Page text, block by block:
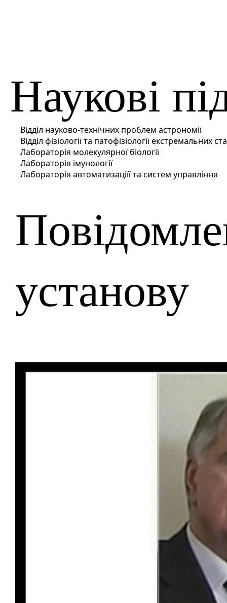
Наукові
Відділ науково-технічних проблем астрономії
Відділ фізіології та патофізіології екстремальних
Лабораторія молекулярної біології
Лабораторія імунології
Лабораторія автоматизаціїї та систем управління
установу